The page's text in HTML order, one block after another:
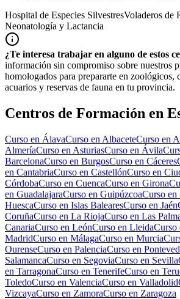
Hospital de Especies SilvestresVoladeros de
Neonatología y Lactancia
¿Te interesa trabajar en alguno de estos
información sin compromiso sobre nuestros
homologados para prepararte en zoológicos,
acuarios y reservas de fauna en tu provincia.
Centros de Formación en
Curso en ÁlavaCurso en AlbaceteCurso en
AlmeríaCurso en AsturiasCurso en Ávila
BarcelonaCurso en BurgosCurso en Cáceres
en CantabriaCurso en CastellónCurso en
CórdobaCurso en CuencaCurso en Girona
en GuadalajaraCurso en GuipúzcoaCurso en
HuescaCurso en Islas BalearesCurso en Jaén
CoruñaCurso en La RiojaCurso en Las
CanariaCurso en LeónCurso en LleidaCurso
MadridCurso en MálagaCurso en Murcia
OurenseCurso en PalenciaCurso en
SalamancaCurso en SegoviaCurso en Sevilla
en TarragonaCurso en TenerifeCurso en
ToledoCurso en ValenciaCurso en Valladolid
VizcayaCurso en ZamoraCurso en Zaragoza